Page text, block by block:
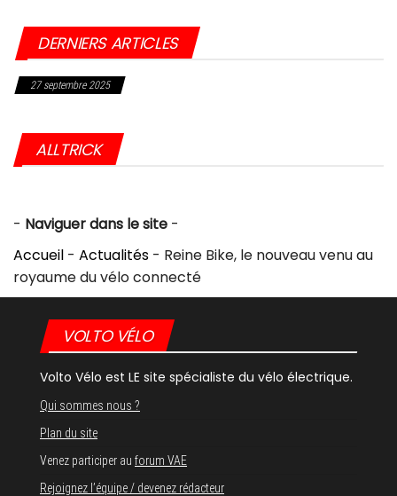
DERNIERS ARTICLES
27 septembre 2025
aux USA
ALLTRICK
- Naviguer dans le site -
Accueil - Actualités - Reine Bike, le nouveau venu au
royaume du vélo connecté
VOLTO VÉLO
Volto Vélo est LE site spécialiste du vélo électrique.
Qui sommes nous ?
Plan du site
Venez participer au forum VAE
Rejoignez l’équipe / devenez rédacteur